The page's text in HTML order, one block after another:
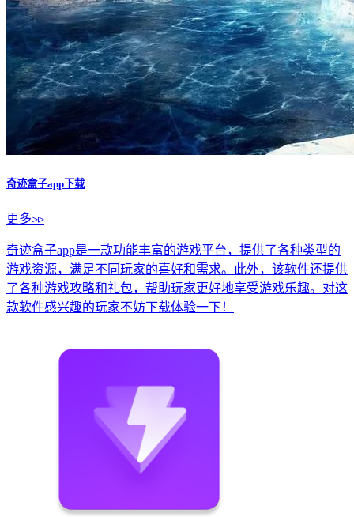
奇迹盒子app下载
更多▹▹
奇迹盒子app是一款功能丰富的游戏平台，提供了各种类型的
游戏资源，满足不同玩家的喜好和需求。此外，该软件还提供
了各种游戏攻略和礼包，帮助玩家更好地享受游戏乐趣。对这
款软件感兴趣的玩家不妨下载体验一下！